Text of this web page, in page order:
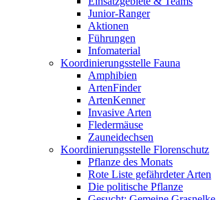
Junior-Ranger
Aktionen
Führungen
Infomaterial
Koordinierungsstelle Fauna
Amphibien
ArtenFinder
ArtenKenner
Invasive Arten
Fledermäuse
Zauneidechsen
Koordinierungsstelle Florenschutz
Pflanze des Monats
Rote Liste gefährdeter Arten
Die politische Pflanze